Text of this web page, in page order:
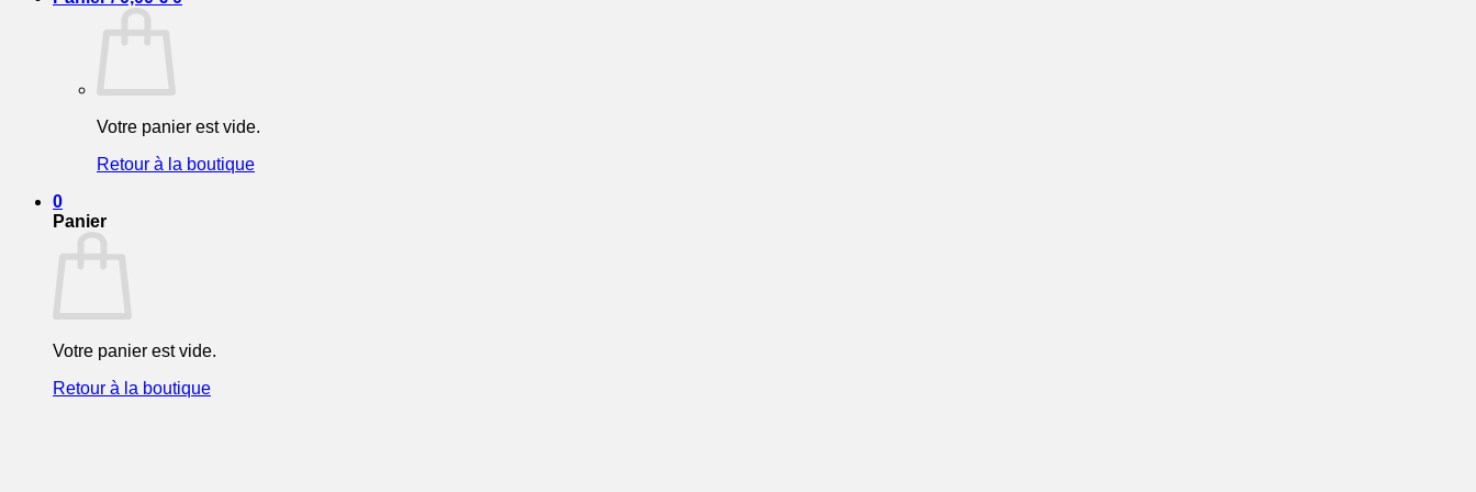
Votre panier est vide.
Retour à la boutique
0
Panier
Votre panier est vide.
Retour à la boutique